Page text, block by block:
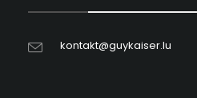
kontakt@guykaiser.lu